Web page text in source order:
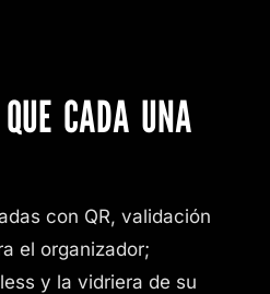
CADA UNA
con QR, validación
el organizador;
y la vidriera de su